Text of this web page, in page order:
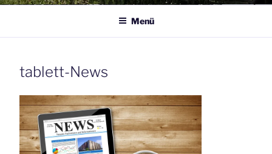
Menü
tablett-News